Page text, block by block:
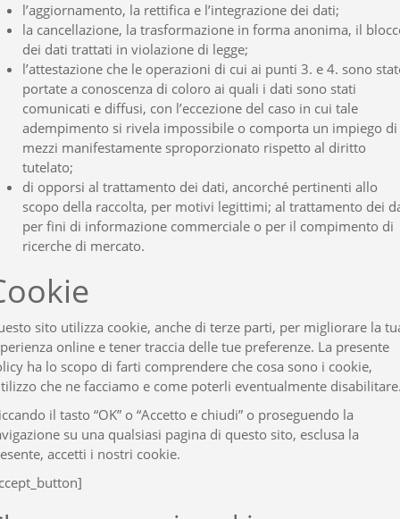
l’aggiornamento, la rettifica e l’integrazione dei dati;
la cancellazione, la trasformazione in forma anonima, il
dei dati trattati in violazione di legge;
l’attestazione che le operazioni di cui ai punti 3. e 4. sono
portate a conoscenza di coloro ai quali i dati sono stati
comunicati e diffusi, con l’eccezione del caso in cui tale
adempimento si rivela impossibile o comporta un impiego di
mezzi manifestamente sproporzionato rispetto al diritto
tutelato;
di opporsi al trattamento dei dati, ancorché pertinenti allo
scopo della raccolta, per motivi legittimi; al trattamento dei
per fini di informazione commerciale o per il compimento di
ricerche di mercato.
sito utilizza cookie, anche di terze parti, per migliorare la
online e tener traccia delle tue preferenze. La presente
ha lo scopo di farti comprendere che cosa sono i cookie,
che ne facciamo e come poterli eventualmente
il tasto “OK” o “Accetto e chiudi” o proseguendo la
su una qualsiasi pagina di questo sito, esclusa la
accetti i nostri cookie.